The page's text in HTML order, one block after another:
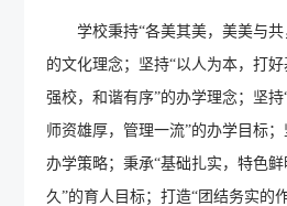
学校秉持“各美其美，美美与
的文化理念；坚持“以人为本，打
强校，和谐有序”的办学理念；坚持
师资雄厚，管理一流”的办学目标
办学策略；秉承“基础扎实，特色
久”的育人目标；打造“团结务实的